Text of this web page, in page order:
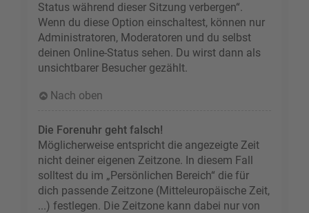
Status während dieser Sitzung verbergen“.
Wenn du diese Option einschaltest, können nur
Administratoren, Moderatoren und du selbst
deinen Online-Status sehen. Du wirst dann als
unsichtbarer Besucher gezählt.
Nach oben
Die Forenuhr geht falsch!
Möglicherweise entspricht die angezeigte Zeit
nicht deiner eigenen Zeitzone. In diesem Fall
solltest du im „Persönlichen Bereich“ die für
dich passende Zeitzone (Mitteleuropäische Zeit,
...) festlegen. Die Zeitzone kann dabei nur von